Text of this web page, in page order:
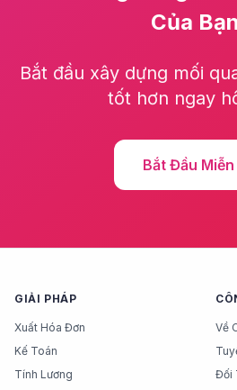
Của
Bắt đầu xây dựng mối
tốt hơn ngay
Bắt Đầu Miễn
GIẢI PHÁP
Xuất Hóa Đơn
Kế Toán
Tính Lương
Về
Đối